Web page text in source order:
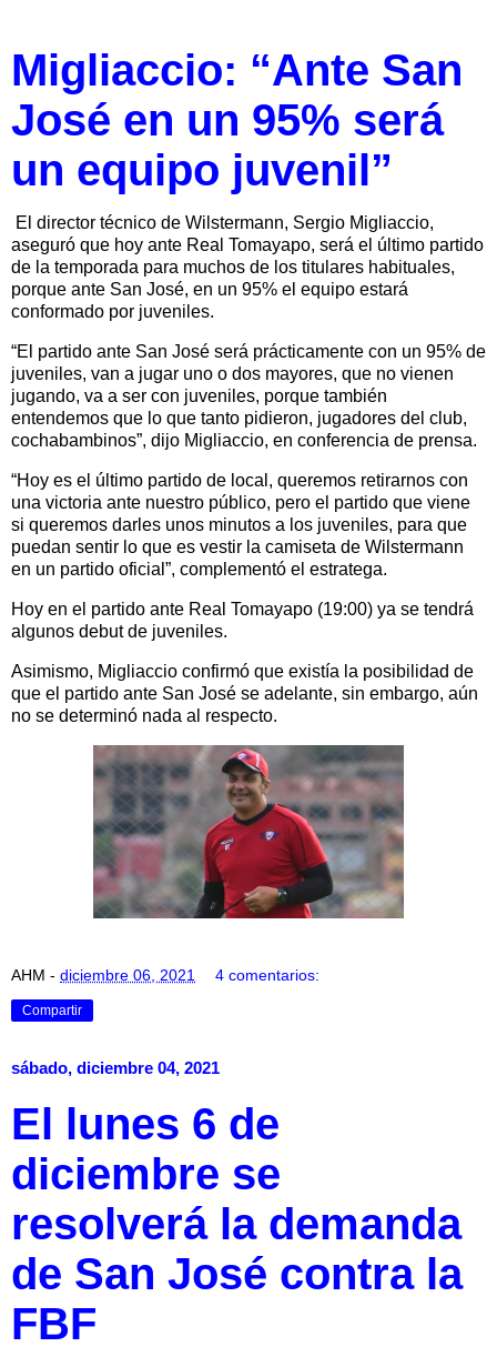
Migliaccio: “Ante San
José en un 95% será
un equipo juvenil”
El director técnico de Wilstermann, Sergio Migliaccio,
aseguró que hoy ante Real Tomayapo, será el último partido
de la temporada para muchos de los titulares habituales,
porque ante San José, en un 95% el equipo estará
conformado por juveniles.
“El partido ante San José será prácticamente con un 95% de
juveniles, van a jugar uno o dos mayores, que no vienen
jugando, va a ser con juveniles, porque también
entendemos que lo que tanto pidieron, jugadores del club,
cochabambinos”, dijo Migliaccio, en conferencia de prensa.
“Hoy es el último partido de local, queremos retirarnos con
una victoria ante nuestro público, pero el partido que viene
si queremos darles unos minutos a los juveniles, para que
puedan sentir lo que es vestir la camiseta de Wilstermann
en un partido oficial”, complementó el estratega.
Hoy en el partido ante Real Tomayapo (19:00) ya se tendrá
algunos debut de juveniles.
Asimismo, Migliaccio confirmó que existía la posibilidad de
que el partido ante San José se adelante, sin embargo, aún
no se determinó nada al respecto.
AHM - diciembre 06, 2021 4 comentarios:
Compartir
sábado, diciembre 04, 2021
El lunes 6 de
diciembre se
resolverá la demanda
de San José contra la
FBF